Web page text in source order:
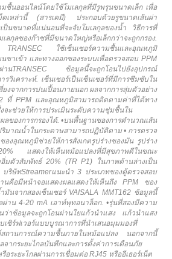
ชื้นออนไลน์โดยใช้โมเลกุลที่มีรูพรุนขนาดเล็ก เพื่อ
เหล่านี้ (สารเคมี) ประกอบด้วยรูขนาดเส้นผ่า
นขนาดที่แน่นอนที่จะจับโมเลกุลของน้ำ วิธีการที่
กุลของก๊าซที่มีขนาดใหญ่หรือเล็กกว่าจะถูกกรอง.
TRANSEC ใช้เซ็นเซอร์ความชื้นและอุณหภูมิ
ขาเข้า และทางออกของระบบเพื่อตรวจสอบ PPM
านTRANSEC ข้อมูลนี้จะถูกโอนไปยังอุปกรณ์
วิเคราะห์. เซ็นเซอร์เป็นเซ็นเซอร์ที่มีการซึมซับใน
งจากการปนเปื้อนภายนอก ผลจากการสุ่มตัวอย่าง
ที่ PPM และอุณหภูมิสามารถติดตามค่าที่ได้ทาง
งจะช่วยให้การประเมินระดับความชุ่มชื้นใน
ลของการกรองได้. •บนพื้นฐานของการคำนวณเส้น
มาณน้ำในกระดาษสามารถปฏิบัติตาม • การตรวจ
องอุณหภูมิช่วยให้การสังเกตรูปร่างของมัน รูปร่าง
แสดงให้เห็นหม้อแปลงที่มีสุขภาพดีในขณะ
อิ่มตัวสัมพัทธ์ 20% (TR P1) ในภาพด้านล่างเป็น
ษัทStreamerแนะนำ 3 ประเภทของตู้ตรวจสอบ
คือมีหน้าจอแสดงผลแสดงให้เห็นถึง PPM ของ
นจากสองเซ็นเซอร์ VAISALA MMT162 ข้อมูลนี้
ผ่าน 4-20 mA เอาท์พุทอนาล็อก. •รุ่นที่สองมีความ
ว่าข้อมูลจะถูกโอนผ่านใยแก้วนำแสง แก้วนำแสง
เซิร์ฟเวอร์แบบบูรณาการที่นำเสนอมุมมองที่
สถานการณ์ความชื้นภายในหม้อแปลง นอกจากนี้
จากระยะไกลบันทึกและการตั้งค่าการเตือนภัย
ระยะไกลผ่านการเชื่อมต่อ RJ45 หรืออีเธอร์เน็ต